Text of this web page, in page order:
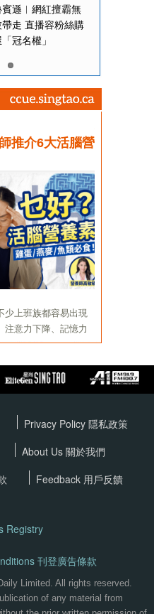
Privacy Policy 隱私政策
About Us 關於我們
Feedback 用戶反饋
Registry
刊登廣告條款
Limited. All rights reserved.
of any material from